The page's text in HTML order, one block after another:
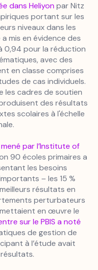
dans Heliyonpar Nitz
portant sur les
niveaux dans les
mis en évidence des
0,94 pour la réduction
avec des
en classe comprises
de cas individuels.
les cadres de soutien
des résultats
scolaires à l'échelle
par l’Institute of
90 écoles primaires a
les besoins
– les 15 %
résultats en
perturbateurs
en œuvre le
sur le PBIS a noté
de gestion de
à l’étude avait